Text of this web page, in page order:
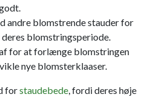
andre blomstrende stauder for
blomstringsperiode.
for at forlænge blomstringen
nye blomsterklaaser.
forstaudebede, fordi deres høje